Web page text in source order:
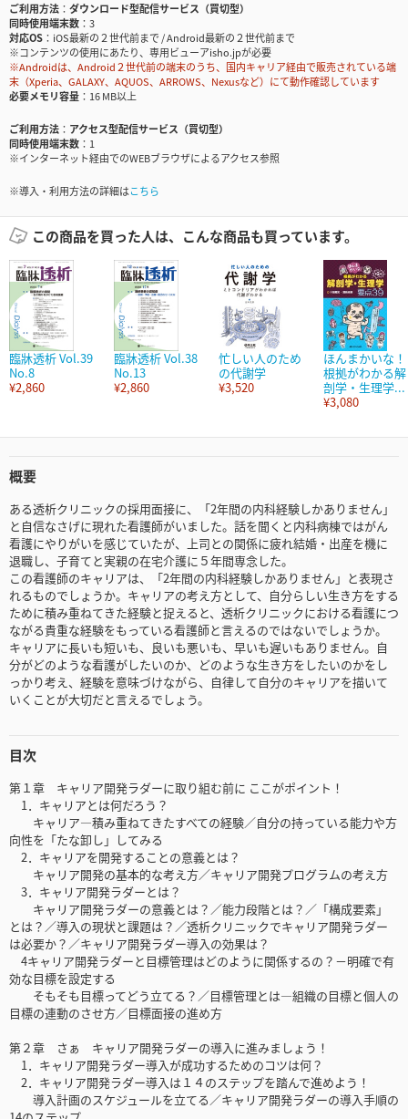
ご利用方法
ダウンロード型配信サービス（買切型）
同時使用端末数
3
対応OS
iOS最新の２世代前まで / Android最新の２世代前まで
※コンテンツの使用にあたり、専用ビューアisho.jpが必要
※Androidは、Android２世代前の端末のうち、国内キャリア経由で販売されている端
末（Xperia、GALAXY、AQUOS、ARROWS、Nexusなど）にて動作確認しています
必要メモリ容量
16 MB以上
ご利用方法
アクセス型配信サービス（買切型）
同時使用端末数
1
※インターネット経由でのWEBブラウザによるアクセス参照
※導入・利用方法の詳細はこちら
この商品を買った人は、こんな商品も買っています。
臨牀透析 Vol.39
No.8
¥2,860
臨牀透析 Vol.38
No.13
¥2,860
忙しい人のため
の代謝学
¥3,520
ほんまかいな！
根拠がわかる解
剖学・生理学...
¥3,080
概要
ある透析クリニックの採用面接に、「2年間の内科経験しかありません」
と自信なさげに現れた看護師がいました。話を聞くと内科病棟ではがん
看護にやりがいを感じていたが、上司との関係に疲れ結婚・出産を機に
退職し、子育てと実親の在宅介護に５年間専念した。
この看護師のキャリアは、「2年間の内科経験しかありません」と表現さ
れるものでしょうか。キャリアの考え方として、自分らしい生き方をする
ために積み重ねてきた経験と捉えると、透析クリニックにおける看護につ
ながる貴重な経験をもっている看護師と言えるのではないでしょうか。
キャリアに長いも短いも、良いも悪いも、早いも遅いもありません。自
分がどのような看護がしたいのか、どのような生き方をしたいのかをし
っかり考え、経験を意味づけながら、自律して自分のキャリアを描いて
いくことが大切だと言えるでしょう。
目次
第１章 キャリア開発ラダーに取り組む前に ここがポイント！
1．キャリアとは何だろう？
キャリア―積み重ねてきたすべての経験／自分の持っている能力や方
向性を「たな卸し」してみる
2．キャリアを開発することの意義とは？
キャリア開発の基本的な考え方／キャリア開発プログラムの考え方
3．キャリア開発ラダーとは？
キャリア開発ラダーの意義とは？／能力段階とは？／「構成要素」
とは？／導入の現状と課題は？／透析クリニックでキャリア開発ラダー
は必要か？／キャリア開発ラダー導入の効果は？
4キャリア開発ラダーと目標管理はどのように関係するの？－明確で有
効な目標を設定する
そもそも目標ってどう立てる？／目標管理とは―組織の目標と個人の
目標の連動のさせ方／目標面接の進め方
第２章 さぁ キャリア開発ラダーの導入に進みましょう！
1．キャリア開発ラダー導入が成功するためのコツは何？
2．キャリア開発ラダー導入は１４のステップを踏んで進めよう！
導入計画のスケジュールを立てる／キャリア開発ラダーの導入手順の